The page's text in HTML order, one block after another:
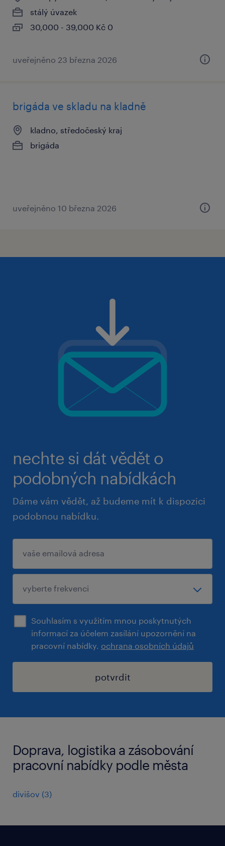
stálý úvazek
30,000 - 39,000 Kč 0
uveřejněno 23 března 2026
brigáda ve skladu na kladně
kladno, středočeský kraj
brigáda
uveřejněno 10 března 2026
nechte si dát vědět o
podobných nabídkách
Dáme vám vědět, až budeme mít k dispozici
podobnou nabídku.
Souhlasím s využitím mnou poskytnutých
informací za účelem zasílání upozornění na
pracovní nabídky. ochrana osobních údajů
potvrdit
Doprava, logistika a zásobování
pracovní nabídky podle města
divišov (3)